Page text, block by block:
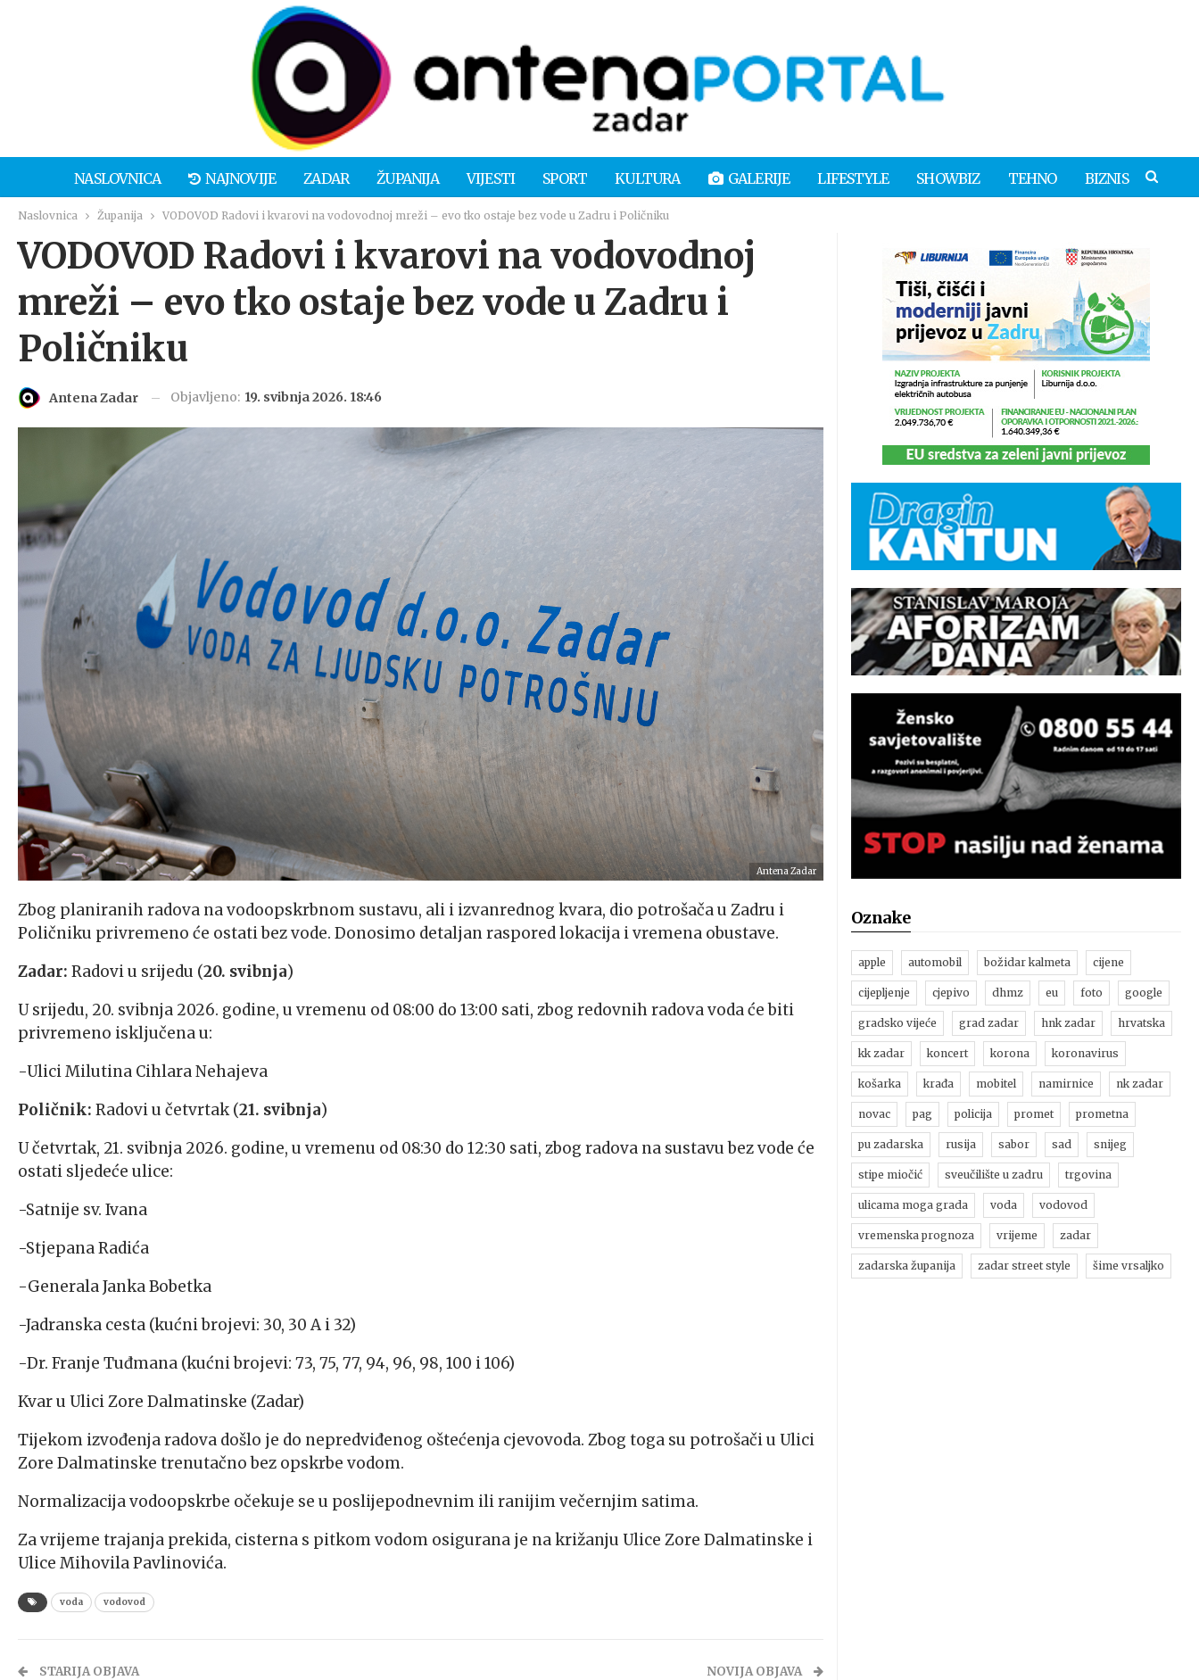
NASLOVNICA NAJNOVIJE ZADAR ŽUPANIJA VIJESTI SPORT KULTURA GALERIJE LIFESTYLE SHOWBIZ TEHNO BIZNIS
Naslovnica Županija VODOVOD Radovi i kvarovi na vodovodnoj mreži – evo tko ostaje bez vode u Zadru i Poličniku
VODOVOD Radovi i kvarovi na vodovodnoj
mreži – evo tko ostaje bez vode u Zadru i
Poličniku
Antena Zadar Objavljeno: 19. svibnja 2026. 18:46
Antena Zadar
Zbog planiranih radova na vodoopskrbnom sustavu, ali i izvanrednog kvara, dio potrošača u Zadru i
Poličniku privremeno će ostati bez vode. Donosimo detaljan raspored lokacija i vremena obustave.
Zadar: Radovi u srijedu (20. svibnja)
U srijedu, 20. svibnja 2026. godine, u vremenu od 08:00 do 13:00 sati, zbog redovnih radova voda će biti
privremeno isključena u:
-Ulici Milutina Cihlara Nehajeva
Poličnik: Radovi u četvrtak (21. svibnja)
U četvrtak, 21. svibnja 2026. godine, u vremenu od 08:30 do 12:30 sati, zbog radova na sustavu bez vode će
ostati sljedeće ulice:
-Satnije sv. Ivana
-Stjepana Radića
-Generala Janka Bobetka
-Jadranska cesta (kućni brojevi: 30, 30 A i 32)
-Dr. Franje Tuđmana (kućni brojevi: 73, 75, 77, 94, 96, 98, 100 i 106)
Kvar u Ulici Zore Dalmatinske (Zadar)
Tijekom izvođenja radova došlo je do nepredviđenog oštećenja cjevovoda. Zbog toga su potrošači u Ulici
Zore Dalmatinske trenutačno bez opskrbe vodom.
Normalizacija vodoopskrbe očekuje se u poslijepodnevnim ili ranijim večernjim satima.
Za vrijeme trajanja prekida, cisterna s pitkom vodom osigurana je na križanju Ulice Zore Dalmatinske i
Ulice Mihovila Pavlinovića.
voda vodovod
STARIJA OBJAVA NOVIJA OBJAVA
Oznake
apple automobil božidar kalmeta cijene
cijepljenje cjepivo dhmz eu foto google
gradsko vijeće grad zadar hnk zadar hrvatska
kk zadar koncert korona koronavirus
košarka krađa mobitel namirnice nk zadar
novac pag policija promet prometna
pu zadarska rusija sabor sad snijeg
stipe miočić sveučilište u zadru trgovina
ulicama moga grada voda vodovod
vremenska prognoza vrijeme zadar
zadarska županija zadar street style šime vrsaljko